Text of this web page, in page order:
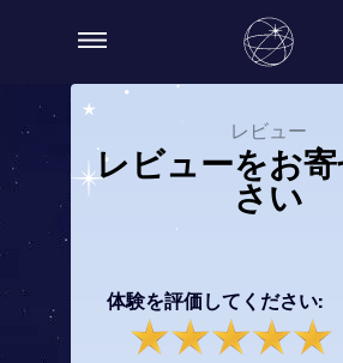
レビュー
レビューをお
さい
体験を評価してください: